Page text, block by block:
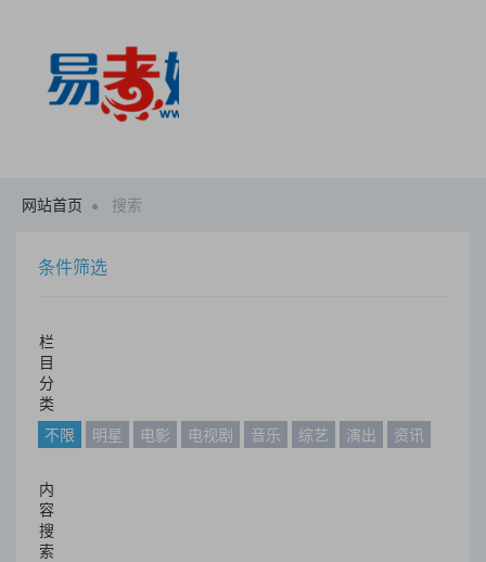
网站首页 搜索
条件筛选
栏
目
分
类
不限
明星 电影 电视剧 音乐 综艺 演出 资讯
内
容
搜
索